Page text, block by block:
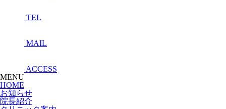
TEL
MAIL
ACCESS
MENU
HOME
お知らせ
院長紹介